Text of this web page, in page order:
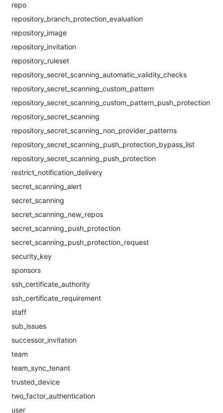
repo
repository_branch_protection_evaluation
repository_image
repository_invitation
repository_ruleset
repository_secret_scanning_automatic_validity_checks
repository_secret_scanning_custom_pattern
repository_secret_scanning_custom_pattern_push_protection
repository_secret_scanning
repository_secret_scanning_non_provider_patterns
repository_secret_scanning_push_protection_bypass_list
repository_secret_scanning_push_protection
restrict_notification_delivery
secret_scanning_alert
secret_scanning
secret_scanning_new_repos
secret_scanning_push_protection
secret_scanning_push_protection_request
security_key
sponsors
ssh_certificate_authority
ssh_certificate_requirement
staff
sub_issues
successor_invitation
team
team_sync_tenant
trusted_device
two_factor_authentication
user